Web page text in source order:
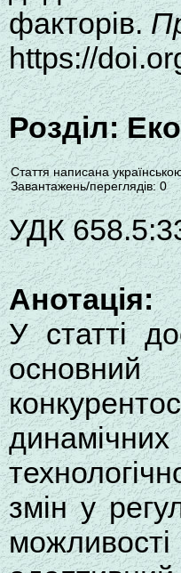
факторів.
https://
Розділ:
Стаття написана
Завантажень/переглядів: 0
УДК
Анотація:
У статті
змін у